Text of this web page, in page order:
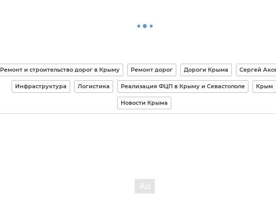
Ремонт и строительство дорог в Крыму Ремонт дорог Дороги Крыма Сергей
Инфраструктура Логистика Реализация ФЦП в Крыму и Севастополе Крым
Новости Крыма